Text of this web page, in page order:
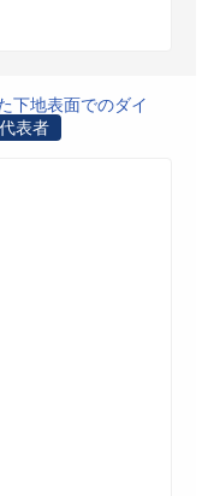
下地表面でのダイ
表者